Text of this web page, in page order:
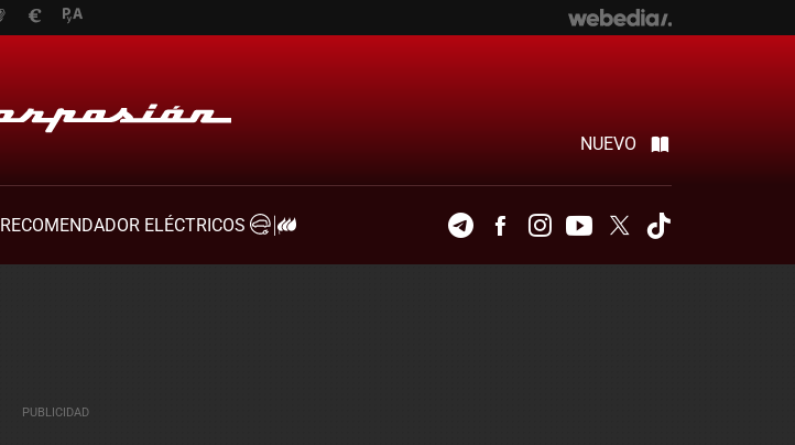
NUEVO
RECOMENDADOR ELÉCTRICOS
TelegramFacebookInstagramYoutubeTwitter